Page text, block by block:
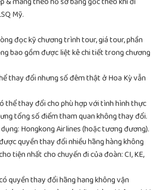
Mỹ.
đọc kỹ chương trình tour, giá tour, phần
bao gồm được liệt kê chi tiết trong chương
thay đổi nhưng số đêm thật ở Hoa Kỳ vẫn
thể thay đổi cho phù hợp với tình hình thực
tổng số điểm tham quan không thay đổi.
Hongkong Airlines (hoặc tương đương).
quyền thay đổi nhiều hãng hàng không
tiện nhất cho chuyến đi của đoàn: CI, KE,
quyền thay đổi hãng hang không vận